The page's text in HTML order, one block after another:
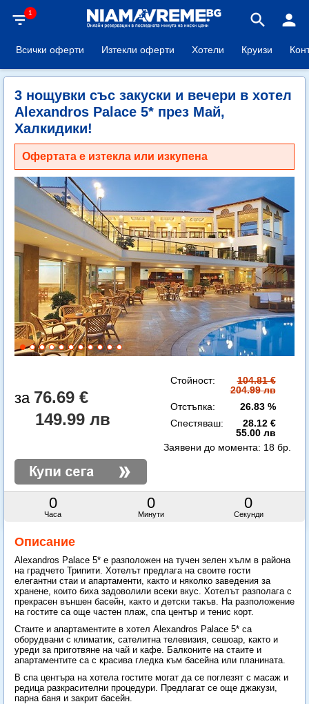
filter_list1 search person
Всички оферти Изтекли оферти Хотели Круизи
3 нощувки със закуски и вечери в хотел
Alexandros Palace 5* през Май,
Халкидики!
Офертата е изтекла или изкупена
76.69 €
149.99 лв
Стойност:
104.81 €
204.99 лв
Отстъпка:
26.83 %
Спестяваш:
28.12 €
55.00 лв
0
Часа
0
Минути
0
Секунди
Заявени до момента: 18 бр.
Описание
Alexandros Palace 5* e разположен на тучен зелен хълм в района
на градчето Трипити. Хотелът предлага на своите гости
елегантни стаи и апартаменти, както и няколко заведения за
хранене, които биха задоволили всеки вкус. Хотелът разполага с
прекрасен външен басейн, както и детски такъв. На разположение
на гостите са още частен плаж, спа център и тенис корт.
Стаите и апартаментите в хотел Alexandros Palace 5* са
оборудвани с климатик, сателитна телевизия, сешоар, както и
уреди за приготвяне на чай и кафе. Балконите на стаите и
апартаментите са с красива гледка към басейна или планината.
В спа центъра на хотела гостите могат да се поглезят с масаж и
редица разкрасителни процедури. Предлагат се още джакузи,
парна баня и закрит басейн.